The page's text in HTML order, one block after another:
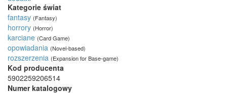
Kategorie świat
fantasy (Fantasy)
horrory (Horror)
karciane (Card Game)
opowiadania (Novel-based)
rozszerzenia (Expansion for Base-game)
Kod producenta
5902259206514
Numer katalogowy